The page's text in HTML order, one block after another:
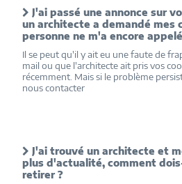
J'ai passé une annonce sur
un architecte a demandé mes
personne ne m'a encore
Il se peut qu'il y ait eu une faute de
mail ou que l'architecte ait pris vos
récemment. Mais si le problème
nous contacter
J'ai trouvé un architecte et
plus d'actualité, comment
retirer ?